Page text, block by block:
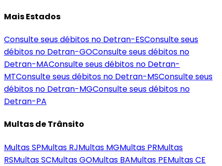
Mais Estados
Consulte seus débitos no Detran-ESConsulte seus
débitos no Detran-GOConsulte seus débitos no
Detran-MAConsulte seus débitos no Detran-
MTConsulte seus débitos no Detran-MSConsulte seus
débitos no Detran-MGConsulte seus débitos no
Detran-PA
Multas de Trânsito
MultasSPMultas RJMultas MGMultas PRMultas
RSMultasSCMultasGOMultas BAMultas PEMultasCE